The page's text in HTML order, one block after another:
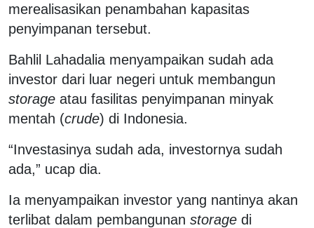
merealisasikan penambahan kapasitas
penyimpanan tersebut.
Bahlil Lahadalia menyampaikan sudah ada
investor dari luar negeri untuk membangun
storage atau fasilitas penyimpanan minyak
mentah (crude) di Indonesia.
“Investasinya sudah ada, investornya sudah
ada,” ucap dia.
Ia menyampaikan investor yang nantinya akan
terlibat dalam pembangunan storage di